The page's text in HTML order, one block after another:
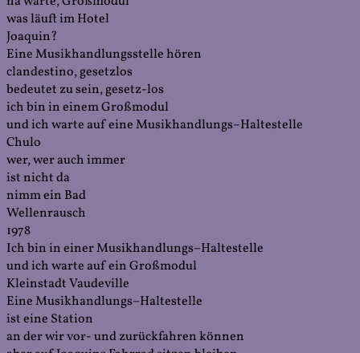
was läuft im Hotel
Joaquin?
Eine Musikhandlungsstelle hören
clandestino, gesetzlos
bedeutet zu sein, gesetz-los
ich bin in einem Großmodul
und ich warte auf eine Musikhandlungs–Haltestelle
Chulo
wer, wer auch immer
ist nicht da
nimm ein Bad
Wellenrausch
1978
Ich bin in einer Musikhandlungs–Haltestelle
und ich warte auf ein Großmodul
Kleinstadt Vaudeville
Eine Musikhandlungs–Haltestelle
ist eine Station
an der wir vor- und zurückfahren können